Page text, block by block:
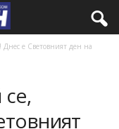
Днес е Световният ден на